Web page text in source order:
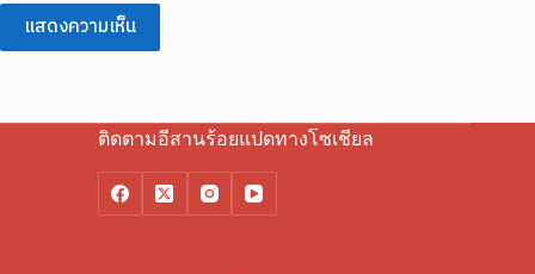
แสดงความเห็น
ติดตามอีสานร้อยแปดทางโซเชียล